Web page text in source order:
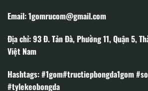
Email:1gomrucom@gmail.com
Địa chỉ:93 Đ. Tản Đà, Phường 11, Quận 5,
Việt Nam
Hashtags: #1gom#tructiepbongda1gom
#tylekeobongda